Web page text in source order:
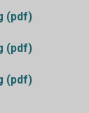
(pdf)
(pdf)
(pdf)